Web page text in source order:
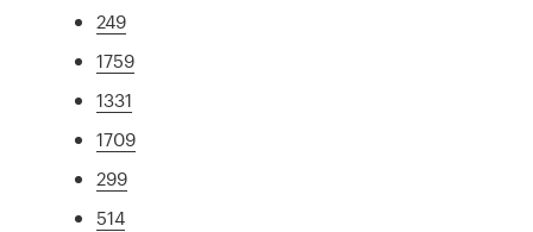
249
1759
1331
1709
299
514